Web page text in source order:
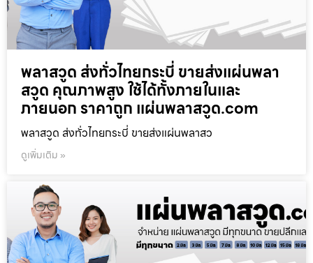
พลาสวูด ส่งทั่วไทยกระบี่ ขายส่งแผ่นพลา
สวูด คุณภาพสูง ใช้ได้ทั้งภายในและ
ภายนอก ราคาถูก แผ่นพลาสวูด.com
พลาสวูด ส่งทั่วไทยกระบี่ ขายส่งแผ่นพลาสว
ดูเพิ่มเติม »